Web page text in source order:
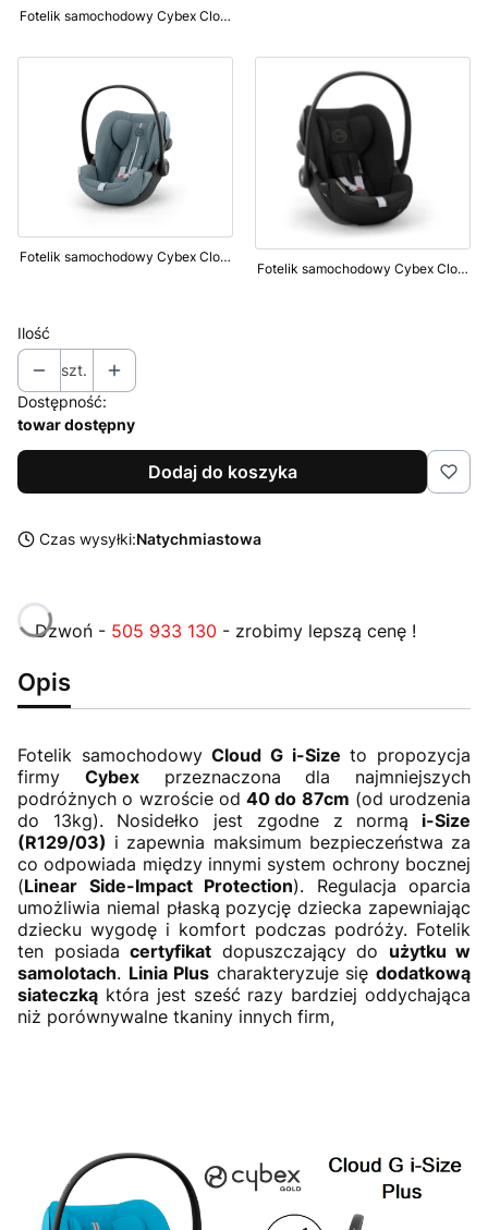
Fotelik samochodowy Cybex Cloud G i-Size Plus 0-13kg Seashell Beige
Fotelik samochodowy Cybex Cloud G i-Size Plus 0-13kg Stormy Blue
Fotelik samochodowy Cybex Cloud G i-Size 0-13kg Magic Black
Ilość
szt.
Dostępność:
towar dostępny
Dodaj do koszyka
Czas wysyłki:Natychmiastowa
Dzwoń - 505 933 130 - zrobimy lepszą cenę !
Opis
Fotelik samochodowyCloud G i-Size to propozycja
firmy Cybexprzeznaczona dla najmniejszych
podróżnych o wzroście od 40 do 87cm (od urodzenia
do 13kg). Nosidełko jest zgodne z normą i-Size
(R129/03) i zapewnia maksimum bezpieczeństwa za
co odpowiada między innymi system ochrony bocznej
(Linear Side-Impact Protection). Regulacja oparcia
umożliwia niemal płaską pozycję dziecka zapewniając
dziecku wygodę i komfort podczas podróży. Fotelik
ten posiada certyfikat dopuszczający do użytku w
samolotach. Linia Plus charakteryzuje siędodatkową
siateczką która jest sześć razy bardziej oddychająca
niż porównywalne tkaniny innych firm,